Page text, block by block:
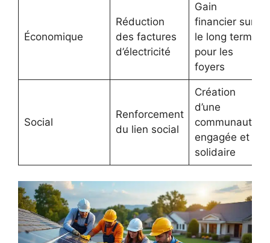
Économique
Réduction
des factures
d’électricité
Gain
financier sur
le long terme
pour les
foyers
Social
Renforcement
du lien social
Création
d’une
communauté
engagée et
solidaire